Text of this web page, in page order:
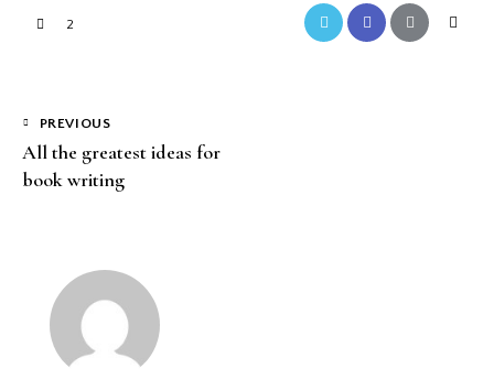
2
PREVIOUS
All the greatest ideas for
book writing